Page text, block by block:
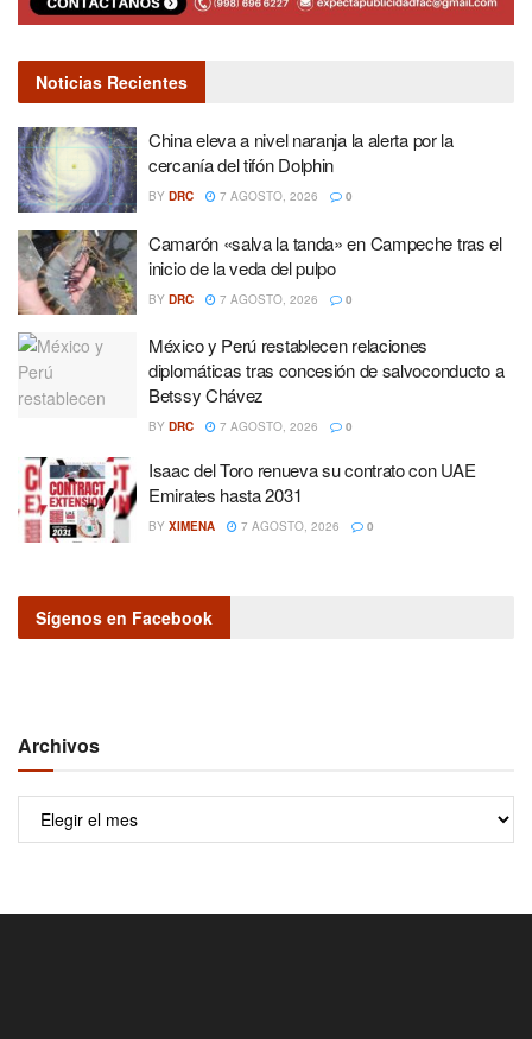
Noticias Recientes
China eleva a nivel naranja la alerta por la
cercanía del tifón Dolphin
BY DRC 7 AGOSTO, 2026 0
Camarón «salva la tanda» en Campeche tras el
inicio de la veda del pulpo
BY DRC 7 AGOSTO, 2026 0
México y Perú restablecen relaciones
diplomáticas tras concesión de salvoconducto a
Betssy Chávez
BY DRC 7 AGOSTO, 2026 0
Isaac del Toro renueva su contrato con UAE
Emirates hasta 2031
BY XIMENA 7 AGOSTO, 2026 0
Sígenos en Facebook
Archivos